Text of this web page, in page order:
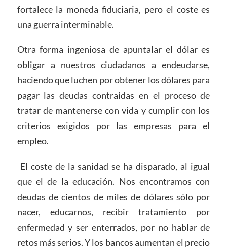
fortalece la moneda fiduciaria, pero el coste es
una guerra interminable.
Otra forma ingeniosa de apuntalar el dólar es
obligar a nuestros ciudadanos a endeudarse,
haciendo que luchen por obtener los dólares para
pagar las deudas contraídas en el proceso de
tratar de mantenerse con vida y cumplir con los
criterios exigidos por las empresas para el
empleo.
El coste de la sanidad se ha disparado, al igual
que el de la educación. Nos encontramos con
deudas de cientos de miles de dólares sólo por
nacer, educarnos, recibir tratamiento por
enfermedad y ser enterrados, por no hablar de
retos más serios. Y los bancos aumentan el precio